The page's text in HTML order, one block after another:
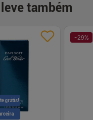
também
grátis!
-29%